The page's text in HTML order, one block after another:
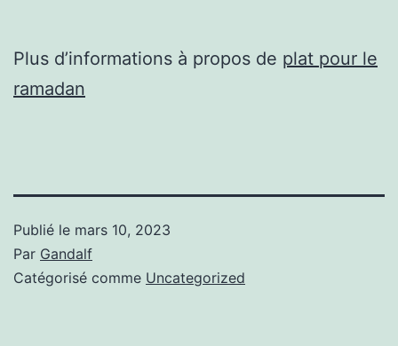
Plus d’informations à propos de plat pour le
ramadan
Publié le mars 10, 2023
Par Gandalf
Catégorisé comme Uncategorized